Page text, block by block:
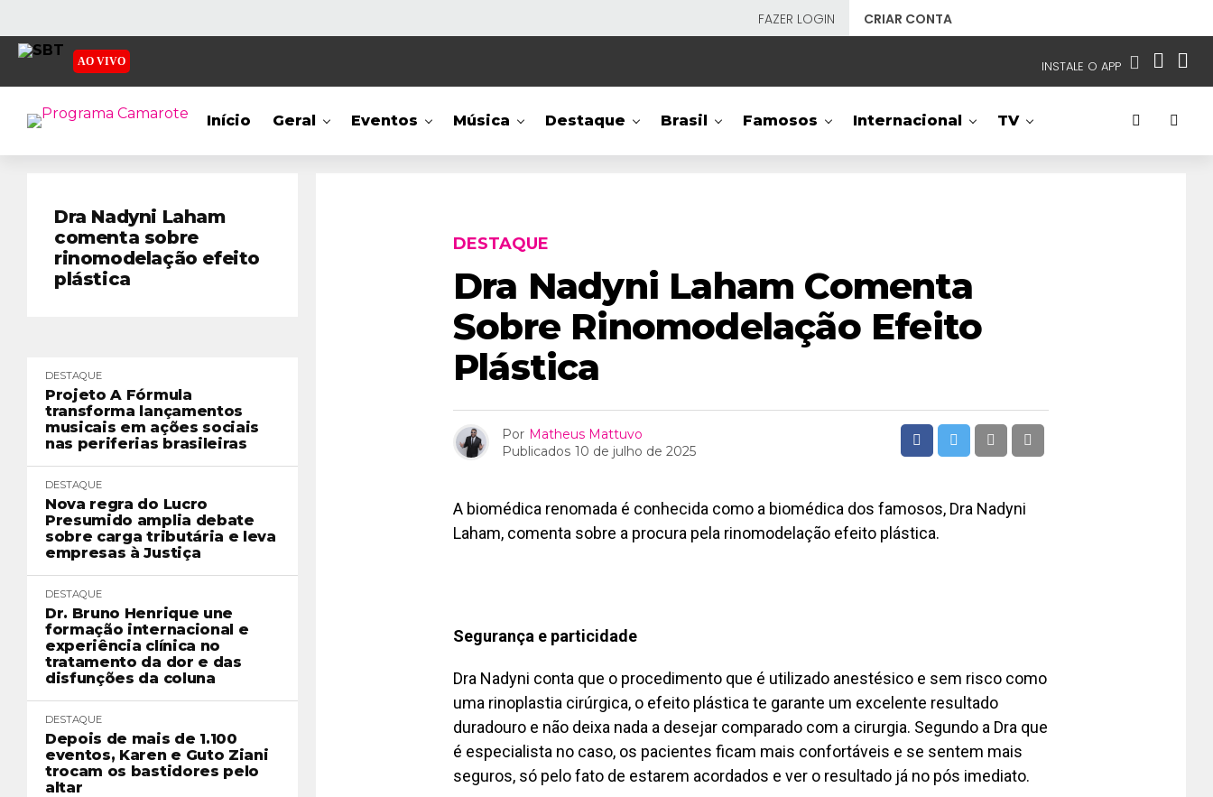
FAZER LOGIN CRIAR CONTA
AO VIVO INSTALE O APP
NOSSAS REDES APP TV SBT
Início Geral Eventos Música Destaque Brasil Famosos Internacional TV
Dra Nadyni Laham
comenta sobre
rinomodelação efeito
plástica
DESTAQUE
Projeto A Fórmula
transforma lançamentos
musicais em ações sociais
nas periferias brasileiras
DESTAQUE
Nova regra do Lucro
Presumido amplia debate
sobre carga tributária e leva
empresas à Justiça
DESTAQUE
Dr. Bruno Henrique une
formação internacional e
experiência clínica no
tratamento da dor e das
disfunções da coluna
DESTAQUE
Depois de mais de 1.100
eventos, Karen e Guto Ziani
trocam os bastidores pelo
altar
DESTAQUE
Dra Nadyni Laham Comenta
Sobre Rinomodelação Efeito
Plástica
Por Matheus Mattuvo
Publicados 10 de julho de 2025
A biomédica renomada é conhecida como a biomédica dos famosos, Dra Nadyni
Laham, comenta sobre a procura pela rinomodelação efeito plástica.
Segurança e particidade
Dra Nadyni conta que o procedimento que é utilizado anestésico e sem risco como
uma rinoplastia cirúrgica, o efeito plástica te garante um excelente resultado
duradouro e não deixa nada a desejar comparado com a cirurgia. Segundo a Dra que
é especialista no caso, os pacientes ficam mais confortáveis e se sentem mais
seguros, só pelo fato de estarem acordados e ver o resultado já no pós imediato.